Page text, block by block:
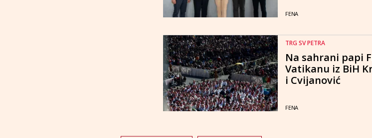
FENA
TRG SV PETRA
Na sahrani papi
Vatikanu iz BiH
i Cvijanović
FENA